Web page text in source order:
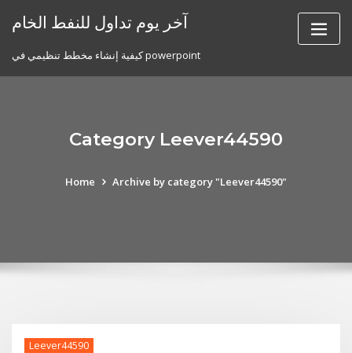
آخر يوم تداول للنفط الخام
كيفية إنشاء مخطط تنظيمي في powerpoint
Category Leever44590
Home Archive by category "Leever44590"
Leever44590